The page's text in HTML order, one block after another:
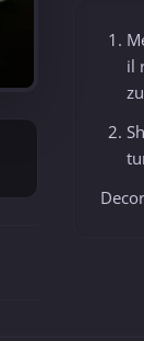
il